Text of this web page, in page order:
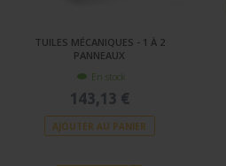
TUILES MÉCANIQUES - 1 À 2
PANNEAUX
En stock
143,13 €
AJOUTER AU PANIER